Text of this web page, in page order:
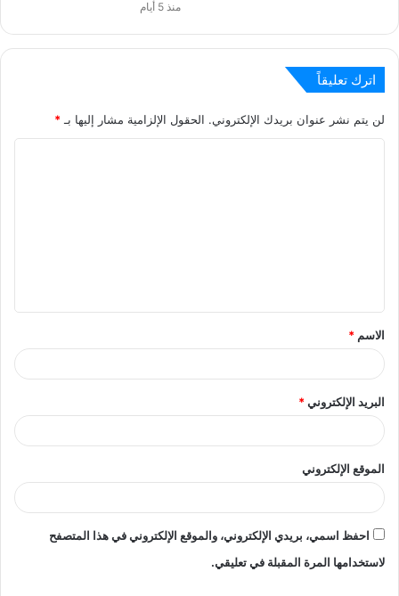
منذ 5 أيام
اترك تعليقاً
لن يتم نشر عنوان بريدك الإلكتروني. الحقول الإلزامية مشار إليها بـ *
ق
*
الاسم *
البريد الإلكتروني*
الموقع الإلكتروني
احفظ اسمي، بريدي الإلكتروني، والموقع الإلكتروني في هذا المتصفح
لاستخدامها المرة المقبلة في تعليقي.